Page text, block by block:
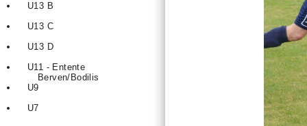
U13 B
U13 C
U13 D
U11 - Entente
Berven/Bodilis
U9
U7